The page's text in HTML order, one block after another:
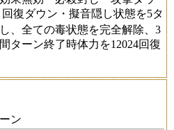
回復ダウン・擬音隠し状態を5タ
、全ての毒状態を完全解除、3
ターン終了時体力を12024回復
ン